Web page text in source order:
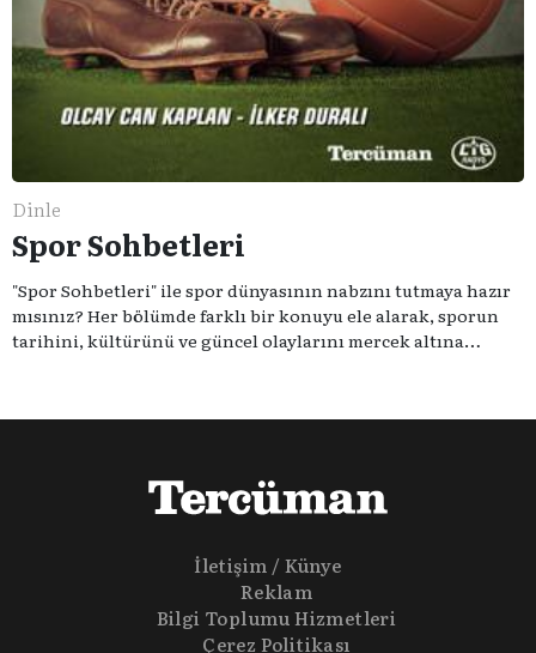
Dinle
Spor Sohbetleri
"Spor Sohbetleri" ile spor dünyasının nabzını tutmaya hazır
mısınız? Her bölümde farklı bir konuyu ele alarak, sporun
tarihini, kültürünü ve güncel olaylarını mercek altına
olmadığına inananlardansanız "Spor Sohbetleri" tam size
İletişim / Künye
Reklam
Bilgi Toplumu Hizmetleri
Çerez Politikası